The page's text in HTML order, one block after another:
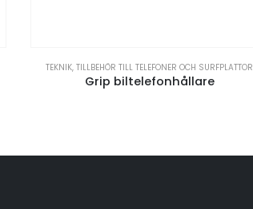
TEKNIK,TILLBEHÖR TILL TELEFONER OCH SURFPLATTOR
Grip biltelefonhållare